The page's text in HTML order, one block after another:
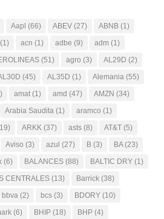
Aapl (66) ABEV (27) ABNB (1)
(1) acn (1) adbe (9) adm (1)
(51) agro (3) AL29D (2)
(45) AL35D (1) Alemania (55)
amat (1) amd (47) AMZN (34)
Arabia Saudita (1) aramco (1)
ARKK (37) asts (8) AT&T (5)
Aviso (3) azul (27) B (3) BA(23)
(6) BALANCES (88) BALTIC DRY (1)
CENTRALES (13) Barrick (38)
bbva (2) bcs (3) BDORY (10)
(6) BHIP (18) BHP (4)